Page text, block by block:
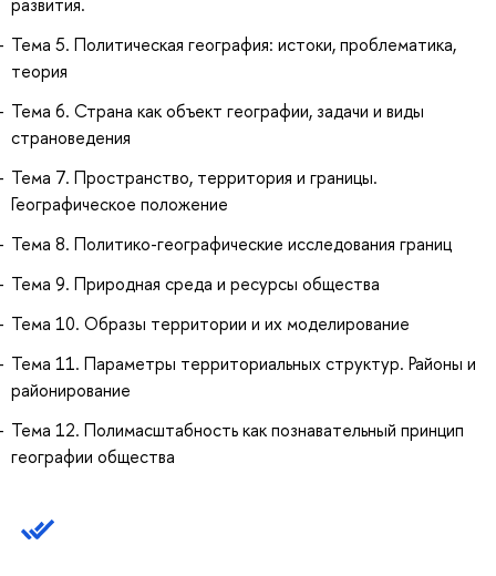
развития.
Тема 5. Политическая география: истоки, проблематика,
теория
Тема 6. Страна как объект географии, задачи и виды
страноведения
Тема 7. Пространство, территория и границы.
Географическое положение
Тема 8. Политико-географические исследования границ
Тема 9. Природная среда и ресурсы общества
Тема 10. Образы территории и их моделирование
Тема 11. Параметры территориальных структур. Районы и
районирование
Тема 12. Полимасштабность как познавательный принцип
географии общества